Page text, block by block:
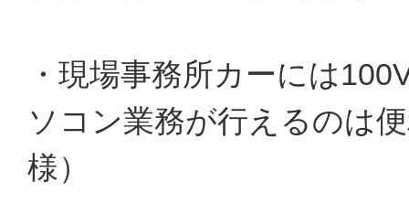
・現場事務所カーには
ソコン業務が行えるのは
様）